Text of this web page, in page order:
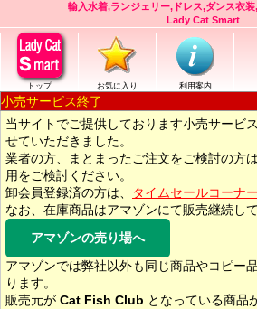
輸入水着,ランジェリー,ドレス,ダンス衣
Lady Cat Smart
トップ お気に入り 利用案内
小売サービス終了
当サイトでご提供しております小売サービ
せていただきました。
業者の方、まとまったご注文をご検討の方は
用をご検討ください。
卸会員登録済の方は、
タイムセールコーナー
なお、在庫商品はアマゾンにて販売継続して
アマゾンの売り場へ
アマゾンでは弊社以外も同じ商品やコピー
ります。
販売元が Cat Fish Club となっている商品